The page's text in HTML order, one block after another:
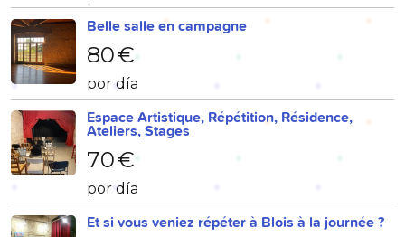
Belle salle en campagne
80 €
por día
Espace Artistique, Répétition, Résidence,
Ateliers, Stages
70 €
por día
Et si vous veniez répéter à Blois à la journée ?